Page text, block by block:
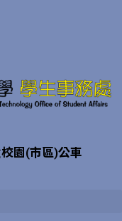
校園(市區)公車